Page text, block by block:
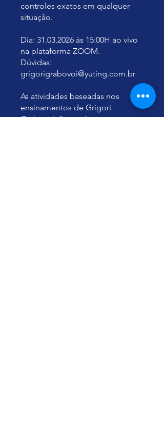
controles exatos em qualquer
situação.
Dia: 31.03.2026 às 15:00H ao vivo
na plataforma ZOOM.
Dúvidas:
grigorigrabovoi@yuting.com.br
As atividades baseadas nos
ensinamentos de Grigori
Grabovoi têm caráter